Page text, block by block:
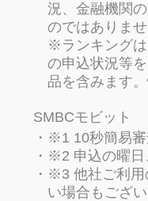
況、金融機関
のではありませ
※ランキング
の申込状況等
品を含みます
SMBCモビット
※1 10秒簡易審
※2 申込の曜日
※3 他社ご利用
い場合もござい